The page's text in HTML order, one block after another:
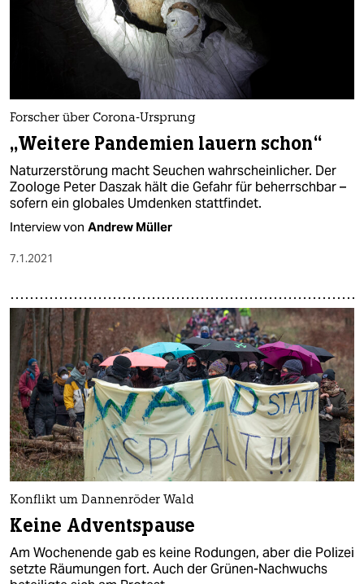
Forscher über Corona-Ursprung
„Weitere Pandemien lauern schon“
Naturzerstörung macht Seuchen wahrscheinlicher. Der
Zoologe Peter Daszak hält die Gefahr für beherrschbar –
sofern ein globales Umdenken stattfindet.
Interview von Andrew Müller
7.1.2021
Konflikt um Dannenröder Wald
Keine Adventspause
Am Wochenende gab es keine Rodungen, aber die Polizei
setzte Räumungen fort. Auch der Grünen-Nachwuchs